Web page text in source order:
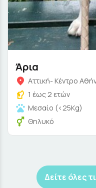
Άρια
Αττική- Κέντρο
1 έως 2 ετών
Μεσαίο (<25Kg)
Θηλυκό
Δείτε όλες